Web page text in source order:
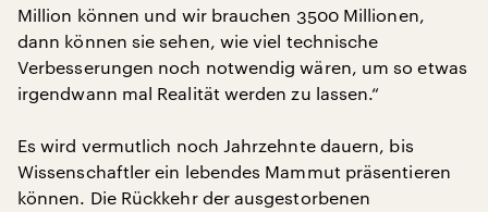
Million können und wir brauchen 3500 Millionen,
dann können sie sehen, wie viel technische
Verbesserungen noch notwendig wären, um so etwas
irgendwann mal Realität werden zu lassen.“
Es wird vermutlich noch Jahrzehnte dauern, bis
Wissenschaftler ein lebendes Mammut präsentieren
können. Die Rückkehr der ausgestorbenen